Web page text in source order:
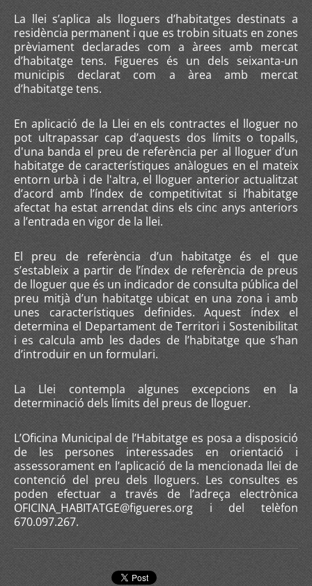
La llei s’aplica als lloguers d’habitatges destinats a
residència permanent i que es trobin situats en zones
prèviament declarades com a àrees amb mercat
d’habitatge tens. Figueres és un dels seixanta-un
municipis declarat com a àrea amb mercat
d’habitatge tens.
En aplicació de la Llei en els contractes el lloguer no
pot ultrapassar cap d’aquests dos límits o topalls,
d'una banda el preu de referència per al lloguer d’un
habitatge de característiques anàlogues en el mateix
entorn urbà i de l'altra, el lloguer anterior actualitzat
d’acord amb l’índex de competitivitat si l’habitatge
afectat ha estat arrendat dins els cinc anys anteriors
a l’entrada en vigor de la llei.
El preu de referència d’un habitatge és el que
s’estableix a partir de l’índex de referència de preus
de lloguer que és un indicador de consulta pública del
preu mitjà d’un habitatge ubicat en una zona i amb
unes característiques definides. Aquest índex el
determina el Departament de Territori i Sostenibilitat
i es calcula amb les dades de l’habitatge que s’han
d’introduir en un formulari.
La Llei contempla algunes excepcions en la
determinació dels límits del preus de lloguer.
L’Oficina Municipal de l’Habitatge es posa a disposició
de les persones interessades en orientació i
assessorament en l’aplicació de la mencionada llei de
contenció del preu dels lloguers. Les consultes es
poden efectuar a través de l’adreça electrònica
OFICINA_HABITATGE@figueres.org i del telèfon
670.097.267.